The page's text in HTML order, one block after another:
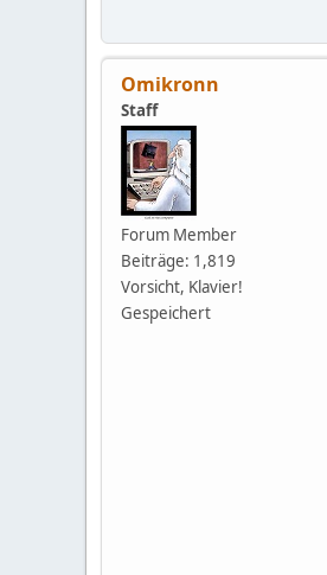
Omikronn
Staff
Forum Member
Beiträge: 1,819
Vorsicht, Klavier!
Gespeichert